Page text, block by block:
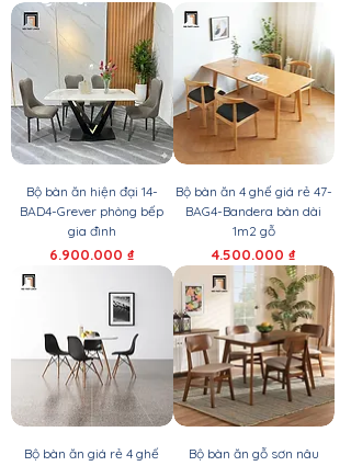
Bộ bàn ăn hiện đại 14-
BAD4-Grever phòng bếp
gia đình
Giá
6.900.000 ₫
Bộ bàn ăn 4 ghế giá rẻ 47-
BAG4-Bandera bàn dài
1m2 gỗ
Giá
4.500.000 ₫
Bộ bàn ăn giá rẻ 4 ghế
Bộ bàn ăn gỗ sơn nâu